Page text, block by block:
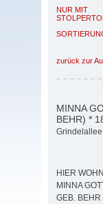
NUR MIT
zurück zur
MINNA
BEHR) *
HIER
MINNA
GEB. BEHR